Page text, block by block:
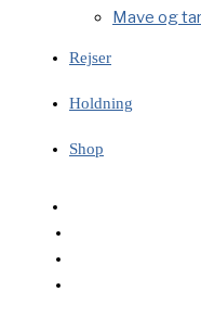
Mave og
Rejser
Holdning
Shop